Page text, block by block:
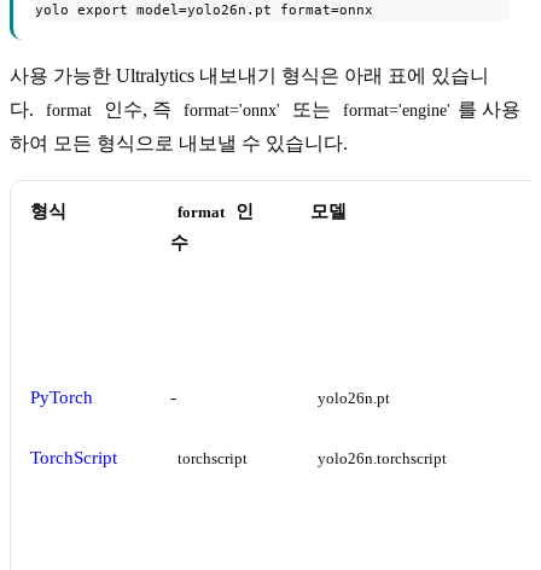
yolo export model=yolo26n.pt format=onnx
사용 가능한 Ultralytics 내보내기 형식은 아래 표에 있습니
다.
format 인수, 즉 format='onnx' 또는 format='engine' 를 사용
하여 모든 형식으로 내보낼 수 있습니다.
형식 format
인
수
모델
PyTorch - yolo26n.pt
TorchScript torchscript yolo26n.torchscript